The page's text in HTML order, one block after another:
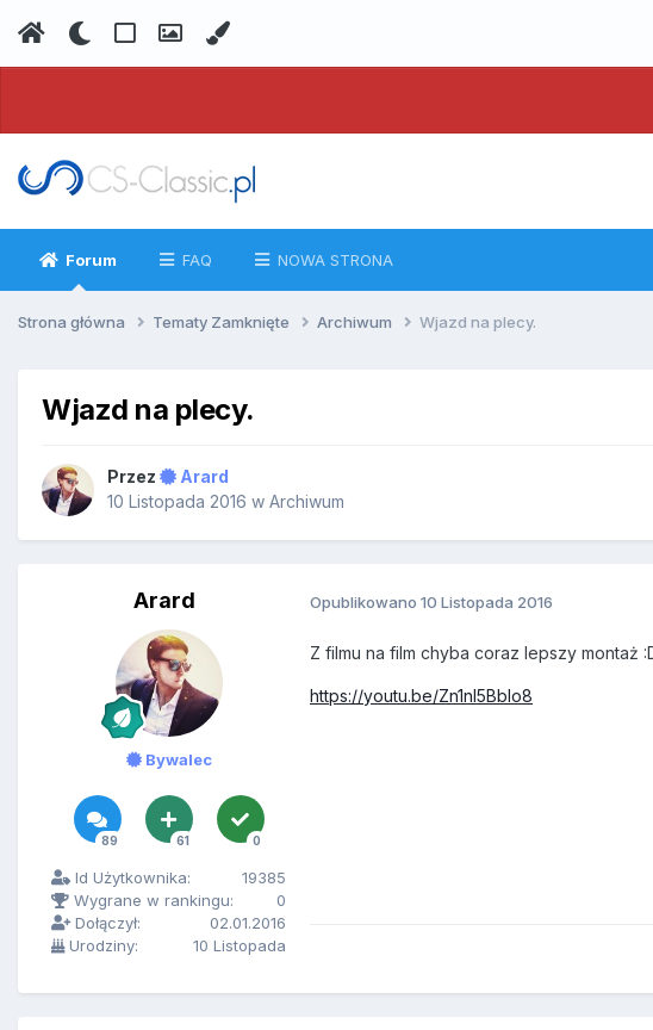
Forum FAQ NOWA STRONA
Strona główna Tematy Zamknięte Archiwum Wjazd na plecy.
Wjazd na plecy.
Przez
Arard
10 Listopada 2016 w Archiwum
Arard
Bywalec
89 61 0
Id Użytkownika:
19385
Wygrane w rankingu:
0
Dołączył:
02.01.2016
Urodziny:
10 Listopada
Opublikowano 10 Listopada 2016
Z filmu na film chyba coraz lepszy montaż
https://youtu.be/Zn1nI5BbIo8